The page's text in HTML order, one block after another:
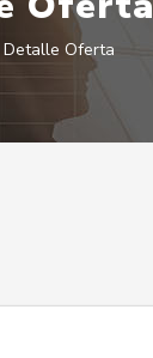
Detalle Oferta